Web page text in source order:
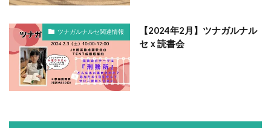
ツナガルナルセ関連情報
【2024年2月】ツナガルナル
セｘ読書会